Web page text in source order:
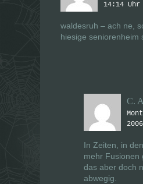
14:14 Uhr
waldesruh – ach ne,
hiesige seniorenheim
C.
In Zeiten, in
mehr Fusionen
das aber doch
abwegig.